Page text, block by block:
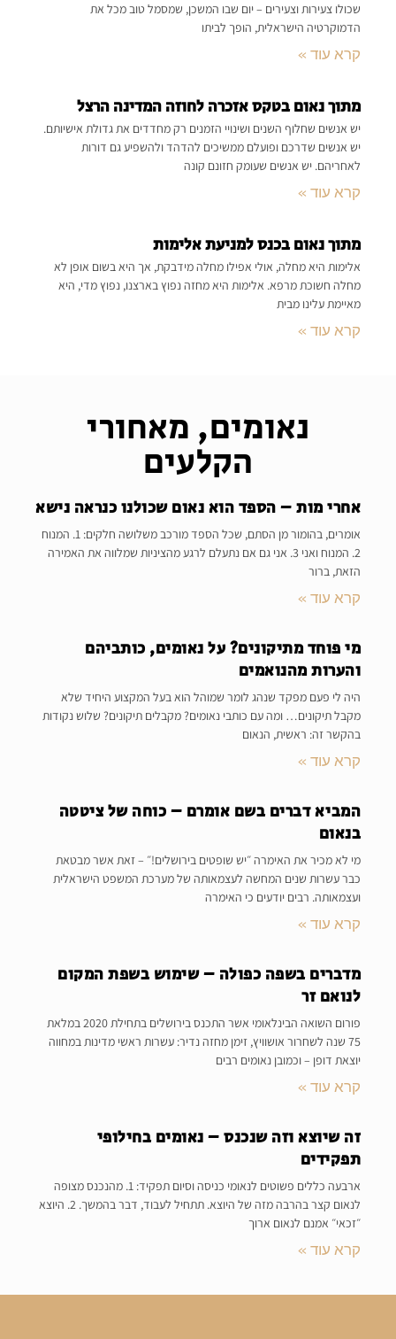
שכולו צעירות וצעירים – יום שבו המשכן, שמסמל טוב מכל את
הדמוקרטיה הישראלית, הופך לביתו
קרא עוד »
מתוך נאום בטקס אזכרה לחוזה המדינה הרצל
יש אנשים שחלוף השנים ושינויי הזמנים רק מחדדים את גדולת אישיותם.
יש אנשים שדרכם ופועלם ממשיכים להדהד ולהשפיע גם דורות
לאחריהם. יש אנשים שעומק חזונם קונה
קרא עוד »
מתוך נאום בכנס למניעת אלימות
אלימות היא מחלה, אולי אפילו מחלה מידבקת, אך היא בשום אופן לא
מחלה חשוכת מרפא. אלימות היא מחזה נפוץ בארצנו, נפוץ מדי, היא
מאיימת עלינו מבית
קרא עוד »
נאומים, מאחורי
הקלעים
אחרי מות – הספד הוא נאום שכולנו כנראה נישא
אומרים, בהומור מן הסתם, שכל הספד מורכב משלושה חלקים: 1. המנוח
2. המנוח ואני 3. אני גם אם נתעלם לרגע מהציניות שמלווה את האמירה
הזאת, ברור
קרא עוד »
מי פוחד מתיקונים? על נאומים, כותביהם
והערות מהנואמים
היה לי פעם מפקד שנהג לומר שמוהל הוא בעל המקצוע היחיד שלא
מקבל תיקונים… ומה עם כותבי נאומים? מקבלים תיקונים? שלוש נקודות
בהקשר זה: ראשית, הנאום
קרא עוד »
המביא דברים בשם אומרם – כוחה של ציטטה
בנאום
מי לא מכיר את האימרה ״יש שופטים בירושלים!״ – זאת אשר מבטאת
כבר עשרות שנים המחשה לעצמאותה של מערכת המשפט הישראלית
ועצמאותה. רבים יודעים כי האימרה
קרא עוד »
מדברים בשפה כפולה – שימוש בשפת המקום
לנואם זר
פורום השואה הבינלאומי אשר התכנס בירושלים בתחילת 2020 במלאת
75 שנה לשחרור אושוויץ, זימן מחזה נדיר: עשרות ראשי מדינות במחווה
יוצאת דופן – וכמובן נאומים רבים
קרא עוד »
זה שיוצא וזה שנכנס – נאומים בחילופי
תפקידים
ארבעה כללים פשוטים לנאומי כניסה וסיום תפקיד: 1. מהנכנס מצופה
לנאום קצר בהרבה מזה של היוצא. תתחיל לעבוד, דבר בהמשך. 2. היוצא
״זכאי״ אמנם לנאום ארוך
קרא עוד »